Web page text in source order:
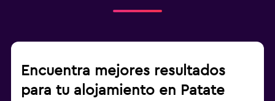
Encuentra mejores resultados
para tu alojamiento en Patate